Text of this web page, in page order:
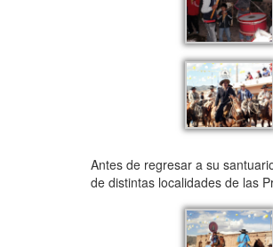
Antes de regresar a su
de distintas localidades de las